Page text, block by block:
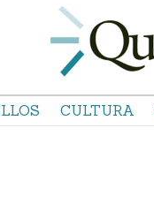
CULTURA